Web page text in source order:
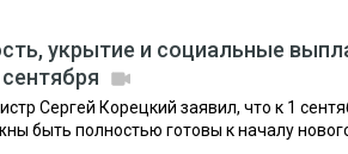
укрытие и социальные
Сергей Корецкий заявил, что к 1
быть полностью готовы к началу